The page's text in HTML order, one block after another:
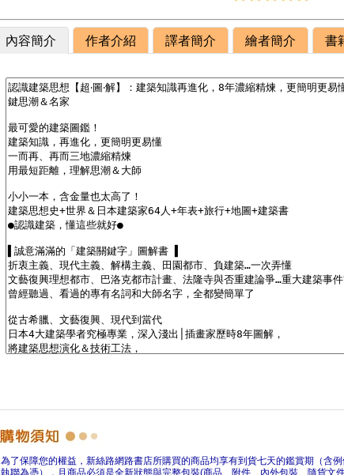
內容簡介 作者介紹 譯者簡介 繪者簡介 書
為了保障您的權益，新絲路網路書店所購買的商品均享有到貨七天的鑑賞期（含
執聯為憑），且商品必須是全新狀態與完整包裝(商品、附件、內外包裝、隨貨文